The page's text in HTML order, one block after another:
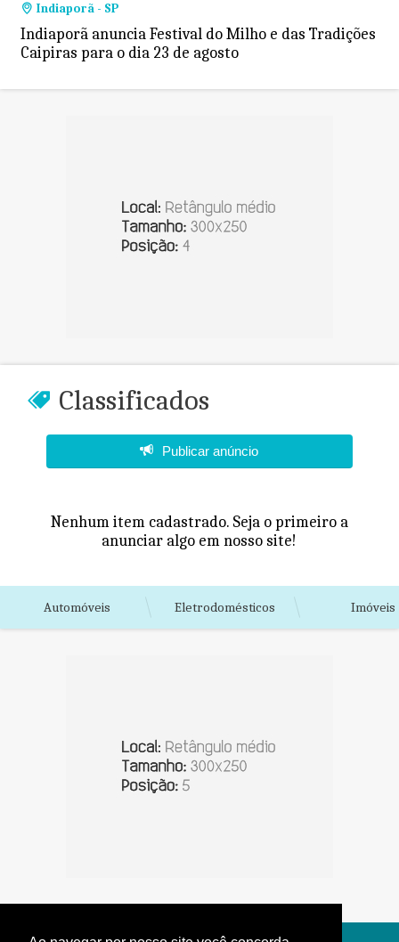
Indiaporã - SP
Indiaporã anuncia Festival do Milho e das Tradições
Caipiras para o dia 23 de agosto
Classificados
Publicar anúncio
Nenhum item cadastrado. Seja o primeiro a
anunciar algo em nosso site!
Automóveis Eletrodomésticos Imóveis